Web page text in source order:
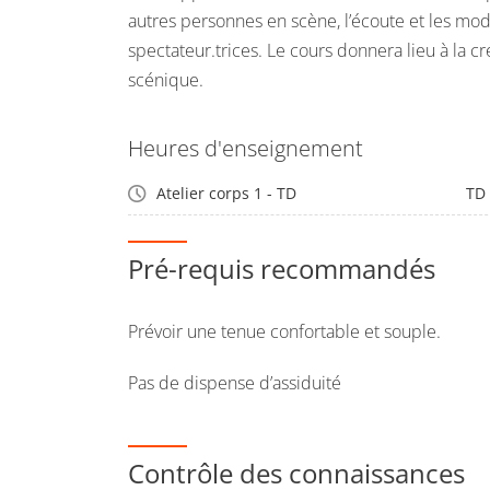
autres personnes en scène, l’écoute et les
spectateur.trices. Le cours donnera lieu à la
scénique.
Heures d'enseignement
Atelier corps 1 - TD TD
Pré-requis recommandés
Prévoir une tenue confortable et souple.
Pas de dispense d’assiduité
Contrôle des connaissances